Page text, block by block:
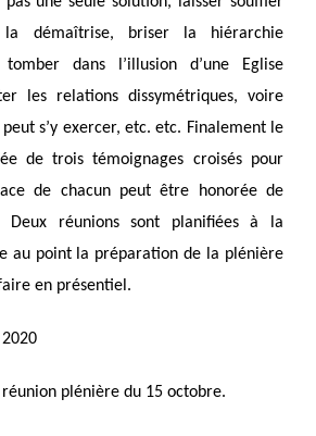
la démaîtrise, briser la hiérarchie
tomber dans l’illusion d’une Eglise
les relations dissymétriques, voire
s’y exercer, etc. etc. Finalement le
de trois témoignages croisés pour
de chacun peut être honorée de
Deux réunions sont planifiées à la
au point la préparation de la plénière
en présentiel.
plénière du 15 octobre.